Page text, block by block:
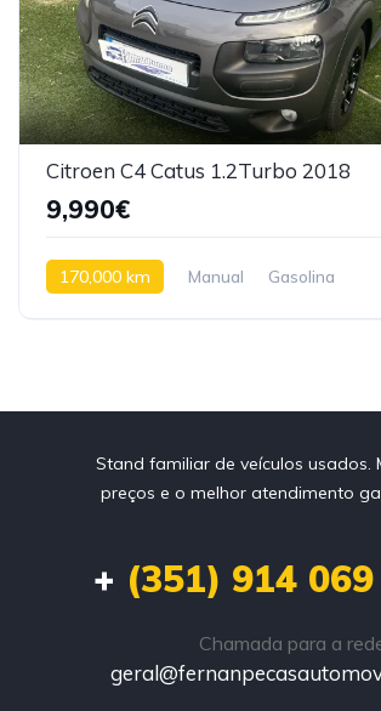
Citroen C4 Catus 1.2Turbo 2018
9,990€
170,000 km Manual
Gasolina
Stand familiar de veículos usados.
preços e o melhor atendimento
+ (351) 914
Chamada para a